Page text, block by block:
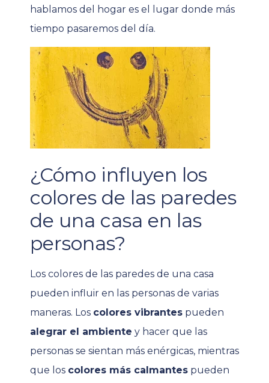
hablamos del hogar es el lugar donde más
tiempo pasaremos del día.
¿Cómo influyen los
colores de las paredes
de una casa en las
personas?
Los colores de las paredes de una casa
pueden influir en las personas de varias
maneras. Los colores vibrantes pueden
alegrar el ambiente y hacer que las
personas se sientan más enérgicas, mientras
que los colores más calmantes pueden